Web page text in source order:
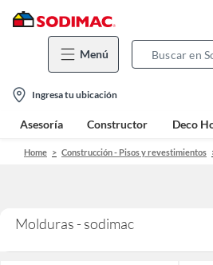
Menú
location-
icon
Ingresa tu ubicación
Asesoría Constructor Deco
Home Construcción - Pisos y revestimientos
Molduras - sodimac